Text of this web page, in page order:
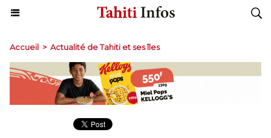
Accueil > Actualité de Tahiti et ses îles